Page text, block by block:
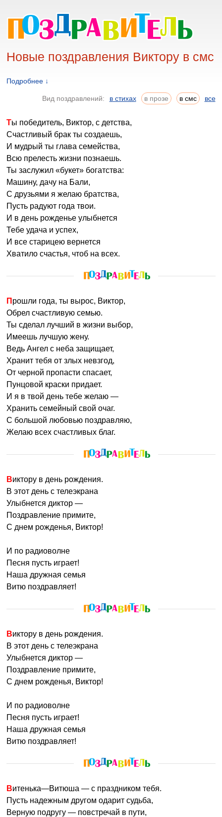
Новые поздравления Виктору в смс
Подробнее ↓
Вид поздравлений: в стихах в прозе в смс все
Ты победитель, Виктор, с детства,
Счастливый брак ты создаешь,
И мудрый ты глава семейства,
Всю прелесть жизни познаешь.
Ты заслужил «букет» богатства:
Машину, дачу на Бали,
С друзьями я желаю братства,
Пусть радуют года твои.
И в день рожденье улыбнется
Тебе удача и успех,
И все старицею вернется
Хватило счастья, чтоб на всех.
Прошли года, ты вырос, Виктор,
Обрел счастливую семью.
Ты сделал лучший в жизни выбор,
Имеешь лучшую жену.
Ведь Ангел с неба защищает,
Хранит тебя от злых невзгод,
От черной пропасти спасает,
Пунцовой краски придает.
И я в твой день тебе желаю —
Хранить семейный свой очаг.
С большой любовью поздравляю,
Желаю всех счастливых благ.
Виктору в день рождения.
В этот день с телеэкрана
Улыбнется диктор —
Поздравление примите,
С днем рожденья, Виктор!
И по радиоволне
Песня пусть играет!
Наша дружная семья
Витю поздравляет!
Виктору в день рождения.
В этот день с телеэкрана
Улыбнется диктор —
Поздравление примите,
С днем рожденья, Виктор!
И по радиоволне
Песня пусть играет!
Наша дружная семья
Витю поздравляет!
Витенька—Витюша — с праздником тебя.
Пусть надежным другом одарит судьба,
Верную подругу — повстречай в пути,